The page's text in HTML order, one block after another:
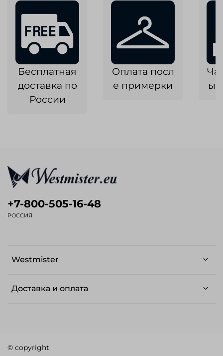
Бесплатная
доставка по
России
Оплата посл
е примерки
Westmister
Доставка и оплата
+7-800-505-16-48
РОССИЯ
© copyright